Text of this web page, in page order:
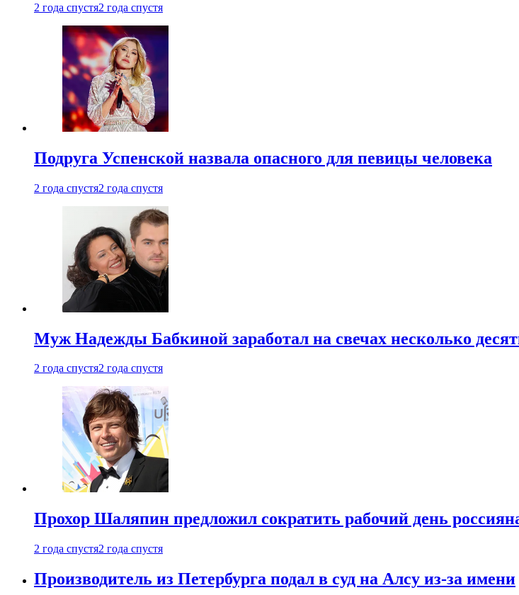
2 года спустя2 года спустя
Подруга Успенской назвала опасного для певицы человека
2 года спустя2 года спустя
Муж Надежды Бабкиной заработал на свечах несколько
2 года спустя2 года спустя
Прохор Шаляпин предложил сократить рабочий день
2 года спустя2 года спустя
Производитель из Петербурга подал в суд на Алсу из-за имени